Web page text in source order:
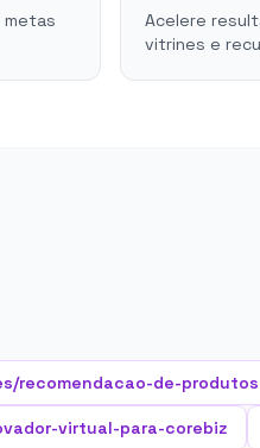
metas
Acelere
vitrines e
recomendacao-de-
virtual-para-corebiz